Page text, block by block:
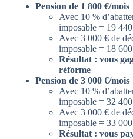
Pension de 1 800 €/mois
Avec 10 %
imposable = 19
Avec 3 000 € de
imposable = 18
Résultat : vous
réforme
Pension de 3 000 €/mois
Avec 10 %
imposable = 32
Avec 3 000 € de
imposable = 33
Résultat : vous